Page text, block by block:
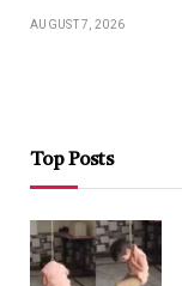
AUGUST 7, 2026
Top Posts